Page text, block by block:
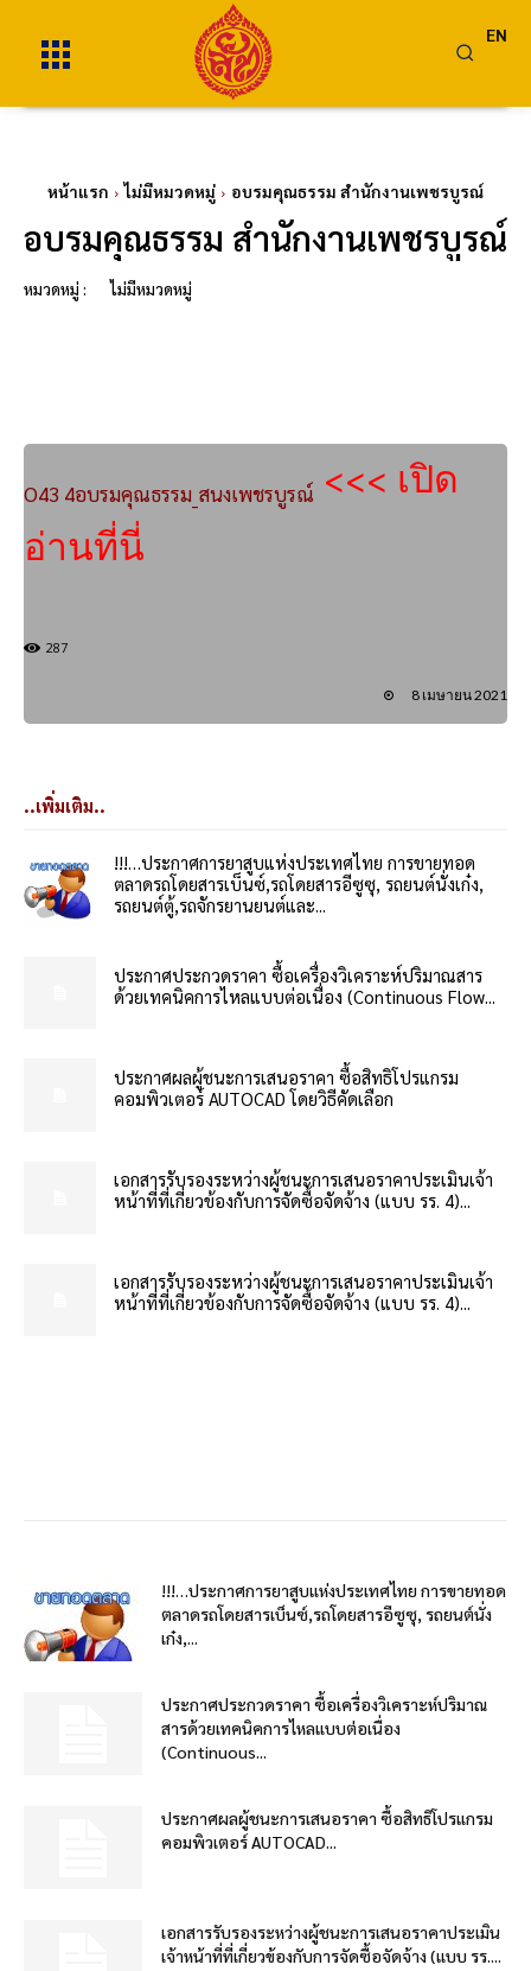
EN
หน้าแรก ไม่มีหมวดหมู่ อบรมคุณธรรม สำนักงานเพชรบูรณ์
อบรมคุณธรรม สำนักงานเพชรบูรณ์
หมวดหมู่ : ไม่มีหมวดหมู่
O43 4อบรมคุณธรรม_สนงเพชรบูรณ์ <<< เปิด
อ่านที่นี่
287
8 เมษายน 2021
..เพิ่มเติม..
!!!…ประกาศการยาสูบแห่งประเทศไทย การขายทอด
ตลาดรถโดยสารเบ็นซ์,รถโดยสารอีซูซุ, รถยนต์นั่งเก๋ง,
รถยนต์ตู้,รถจักรยานยนต์และ...
ประกาศประกวดราคา ซื้อเครื่องวิเคราะห์ปริมาณสาร
ด้วยเทคนิคการไหลแบบต่อเนื่อง (Continuous Flow...
ประกาศผลผู้ชนะการเสนอราคา ซื้อสิทธิโปรแกรม
คอมพิวเตอร์ AUTOCAD โดยวิธีคัดเลือก
เอกสารรับรองระหว่างผู้ชนะการเสนอราคาประเมินเจ้า
หน้าที่ที่เกี่ยวข้องกับการจัดซื้อจัดจ้าง (แบบ รร. 4)...
เอกสารรับรองระหว่างผู้ชนะการเสนอราคาประเมินเจ้า
หน้าที่ที่เกี่ยวข้องกับการจัดซื้อจัดจ้าง (แบบ รร. 4)...
!!!…ประกาศการยาสูบแห่งประเทศไทย การขายทอด
ตลาดรถโดยสารเบ็นซ์,รถโดยสารอีซูซุ, รถยนต์นั่ง
เก๋ง,...
ประกาศประกวดราคา ซื้อเครื่องวิเคราะห์ปริมาณ
สารด้วยเทคนิคการไหลแบบต่อเนื่อง
(Continuous...
ประกาศผลผู้ชนะการเสนอราคา ซื้อสิทธิโปรแกรม
คอมพิวเตอร์ AUTOCAD...
เอกสารรับรองระหว่างผู้ชนะการเสนอราคาประเมิน
เจ้าหน้าที่ที่เกี่ยวข้องกับการจัดซื้อจัดจ้าง (แบบ รร....